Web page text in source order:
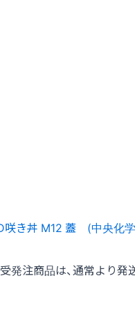
受発注商品は、通常より発